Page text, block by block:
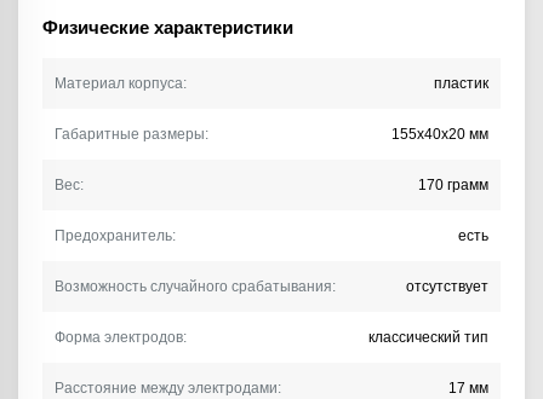
Физические характеристики
Материал корпуса: пластик
Габаритные размеры: 155х40х20 мм
Вес: 170 грамм
Предохранитель: есть
Возможность случайного срабатывания: отсутствует
Форма электродов: классический тип
Расстояние между электродами: 17 мм